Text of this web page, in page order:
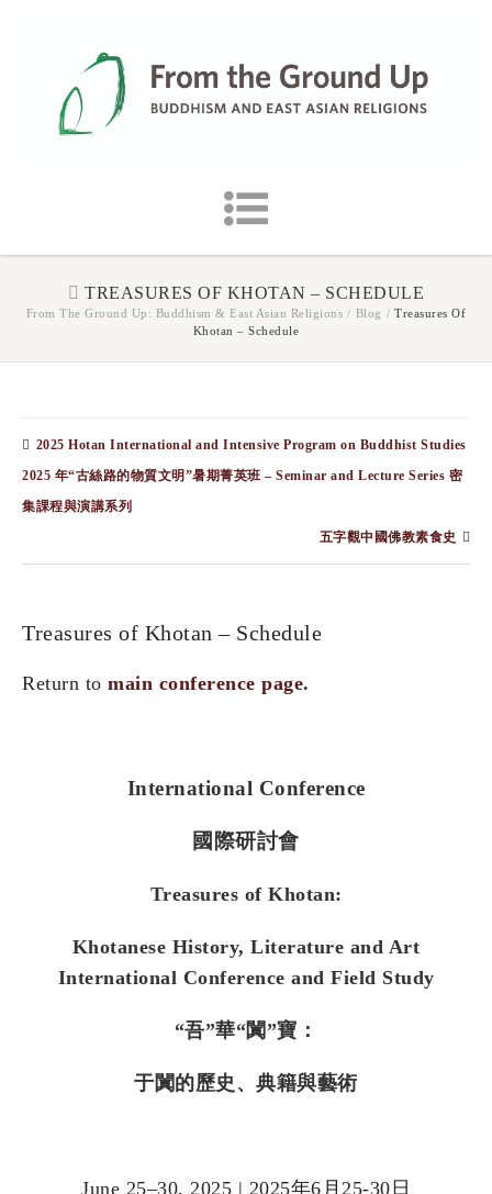
TREASURES OF KHOTAN – SCHEDULE
From The Ground Up: Buddhism & East Asian Religions / Blog / Treasures Of
Khotan – Schedule
2025 Hotan International and Intensive Program on Buddhist Studies
2025 年“古絲路的物質文明”暑期菁英班 – Seminar and Lecture Series 密
集課程與演講系列
五字觀中國佛教素食史
Treasures of Khotan – Schedule
Return to main conference page.
International Conference
國際研討會
Treasures of Khotan:
Khotanese History, Literature and Art
International Conference and Field Study
“吾”華“闐”寶：
于闐的歷史、典籍與藝術
June 25–30, 2025 | 2025年6月25-30日